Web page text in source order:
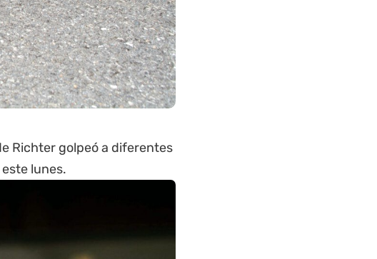
Richter golpeó a diferentes
lunes.